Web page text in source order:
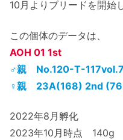
10月よりブリードを開始
この個体のデータは、
AOH 01 1st
♂親 No.120-T-
♀親 23A(168) 2nd
2022年8月孵化
2023年10月時点 140g